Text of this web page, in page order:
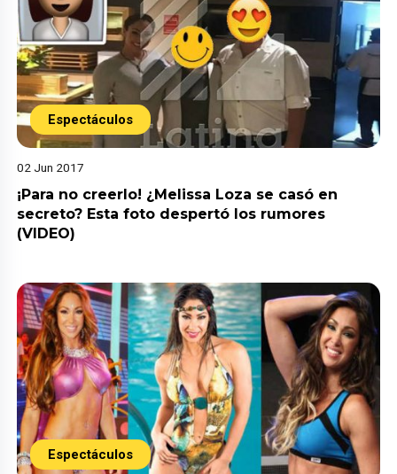
Espectáculos
02 Jun 2017
¡Para no creerlo! ¿Melissa Loza se casó en
secreto? Esta foto despertó los rumores
(VIDEO)
Espectáculos